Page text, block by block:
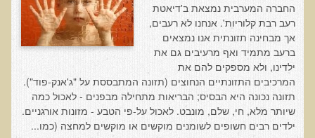
אודות
הצוות שלנו
ענבל ליבסקי, Bsc, ND
ד"ר גבריאל שמלוב MD
ד"ר עדיאל תל-אורן
ד"ר שולמית לוריא (MD)
החברה המערבית נמצאת ב'דיאטת
רעב רבת קלוריות'. אנחנו לא רעבים,
אך מבחינה תזונתית אנו נמצאים
ברעב מתמיד ואף מרעיבים גם את
ילדינו, ולא מספקים להם את
המרכיבים התזונתיים הנחוצים (תזונה המתבססת על "ג'אנק-פוד").
תזונה נכונה היא הבסיס; הבריאות מתחילה מבפנים - לאכול כמה
שיותר מלא, חי, שלם, מונבט. לאכול על-פי הטבע - מזונות אורגניים.
ילדים רבים חשופים לשומנים מוקשים או מוקשים למחצה (כמו...